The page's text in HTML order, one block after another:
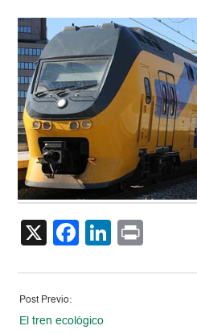
X Facebook
LinkedIn
Post Previo:
El tren ecológico